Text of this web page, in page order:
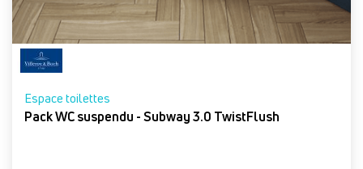
Espace toilettes
Pack WC suspendu - Subway 3.0 TwistFlush